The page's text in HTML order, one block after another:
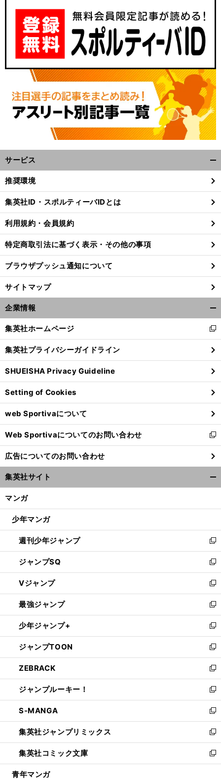
1
F1
へ
サービス
閉
る
推奨環境
集英社ID・スポルティーバIDとは
利用規約・会員規約
特定商取引法に基づく表示・その他の事項
ブラウザプッシュ通知について
サイトマップ
企業情報
閉
る
集英社ホームページ
新
し
い
ウ
ィ
ン
ド
ウ
で
開
く
集英社プライバシーガイドライン
SHUEISHA Privacy Guideline
Setting of Cookies
web Sportivaについて
Web Sportivaについてのお問い合わせ
新
し
い
ウ
ィ
ン
ウ
開
く
広告についてのお問い合わせ
集英社サイト
マンガ
少年マンガ
週刊少年ジャンプ
新
し
い
ウ
ィ
ン
ド
ウ
で
開
く
ジャンプSQ
新
し
い
ウ
ィ
ン
ド
ウ
で
開
く
Vジャンプ
新
し
い
ウ
ィ
ン
ド
ウ
で
開
く
最強ジャンプ
新
し
い
ウ
ィ
ン
ド
ウ
で
開
く
少年ジャンプ+
新
し
い
ウ
ィ
ン
ド
ウ
で
開
く
ジャンプTOON
新
し
い
ウ
ィ
ン
ド
ウ
で
開
く
ZEBRACK
新
し
い
ウ
ィ
ン
ド
ウ
で
開
ジャンプルーキー！
新
し
い
ウ
ィ
ン
ド
ウ
S-MANGA
新
し
い
ウ
ィ
ン
集英社ジャンプリミックス
新
し
い
ウ
集英社コミック文庫
新
し
青年マンガ